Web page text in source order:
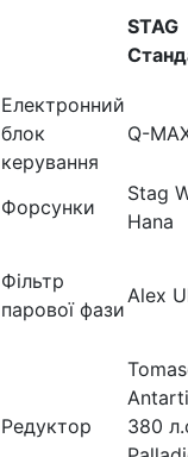
STAG
Електронний
блок
керування
Q-
Форсунки
Stag
Hana
Фільтр
парової фази
Alex
Редуктор
380